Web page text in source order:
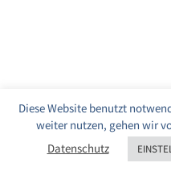
Diese Website benutzt
weiter nutzen, gehen wir
Datenschutz